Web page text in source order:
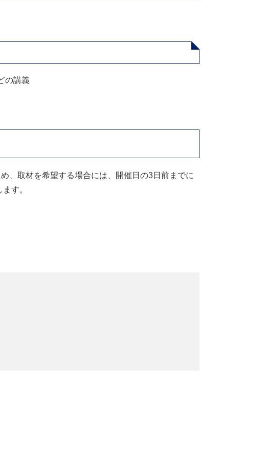
の講義
、取材を希望する場合には、開催日の3日前までに
す。